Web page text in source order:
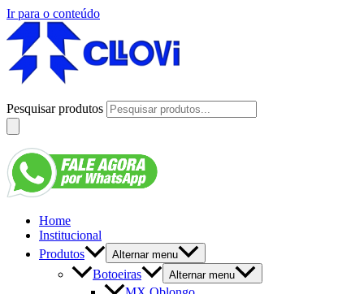
Ir para o conteúdo
Pesquisar produtos
Home
Institucional
Produtos
Alternar menu
Botoeiras Alternar menu